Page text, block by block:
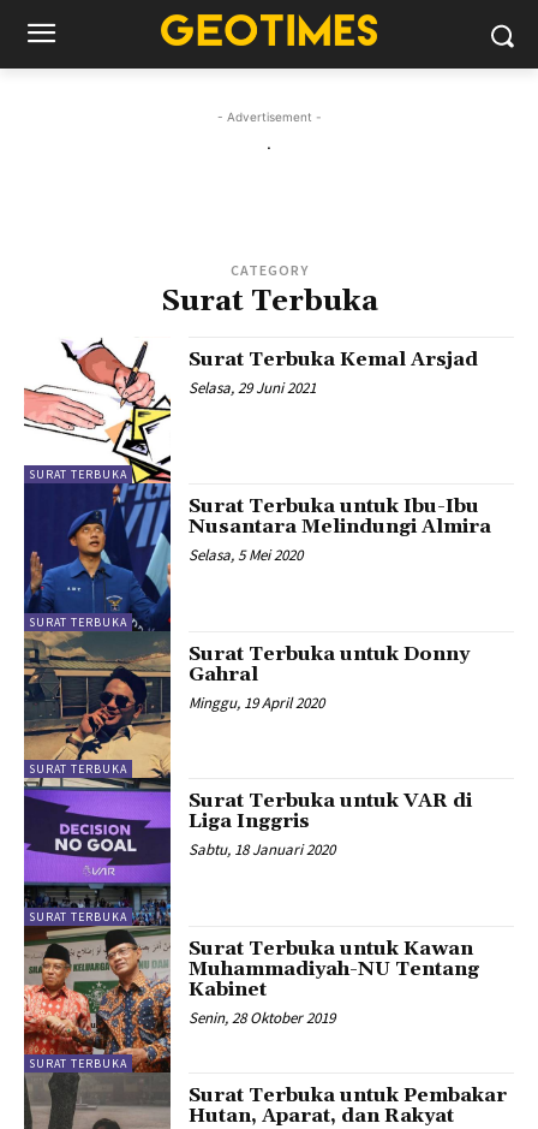
- Advertisement -
.
CATEGORY
Surat Terbuka
SURAT TERBUKA
Surat Terbuka Kemal Arsjad
Selasa, 29 Juni 2021
SURAT TERBUKA
Surat Terbuka untuk Ibu-Ibu
Nusantara Melindungi Almira
Selasa, 5 Mei 2020
SURAT TERBUKA
Surat Terbuka untuk Donny
Gahral
Minggu, 19 April 2020
SURAT TERBUKA
Surat Terbuka untuk VAR di
Liga Inggris
Sabtu, 18 Januari 2020
SURAT TERBUKA
Surat Terbuka untuk Kawan
Muhammadiyah-NU Tentang
Kabinet
Senin, 28 Oktober 2019
Surat Terbuka untuk Pembakar
Hutan, Aparat, dan Rakyat